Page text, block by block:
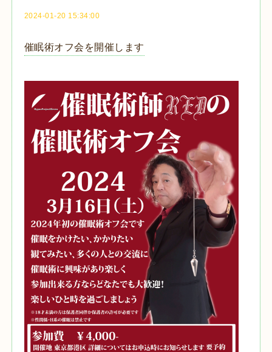
2024-01-20 15:34:00
催眠術オフ会を開催します